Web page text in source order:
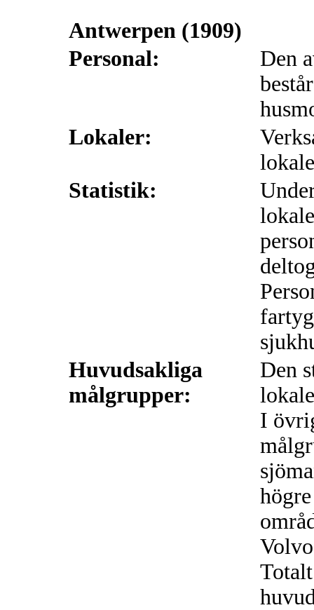
Antwerpen (1909)
Personal:
Den
Lokaler:
Statistik:
Huvudsakliga
målgrupper:
Den
I